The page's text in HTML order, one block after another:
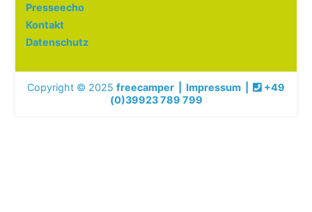
Presseecho
Kontakt
Datenschutz
Copyright © 2025 freecamper Impressum
+49
(0)39923 789 799